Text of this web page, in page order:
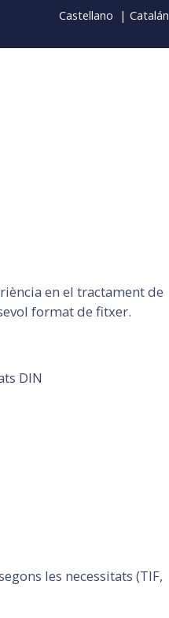
Castellano | Catalán
en el tractament de
format de fitxer.
DIN
les necessitats (TIF,